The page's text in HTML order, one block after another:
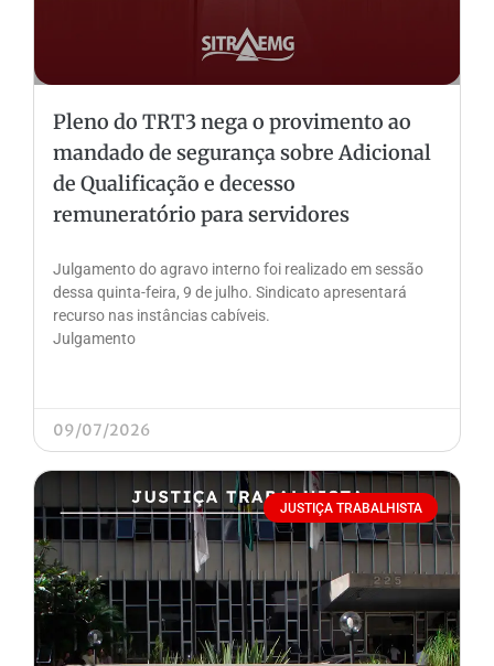
Pleno do TRT3 nega o provimento ao
mandado de segurança sobre Adicional
de Qualificação e decesso
remuneratório para servidores
Julgamento do agravo interno foi realizado em sessão
dessa quinta-feira, 9 de julho. Sindicato apresentará
recurso nas instâncias cabíveis.
Julgamento
09/07/2026
JUSTIÇA TRABALHISTA